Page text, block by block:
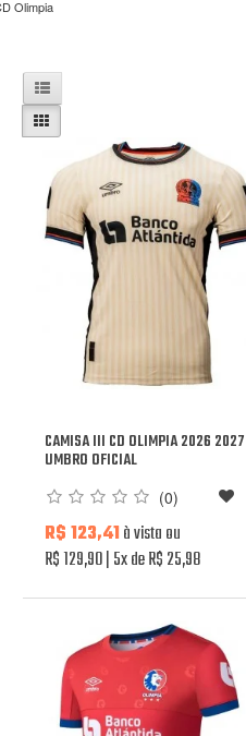
Olimpia
CAMISA III CD OLIMPIA 2026 2027
UMBRO OFICIAL
(0)
R$ 123,41à vista ou
R$ 129,90 5x de R$ 25,98